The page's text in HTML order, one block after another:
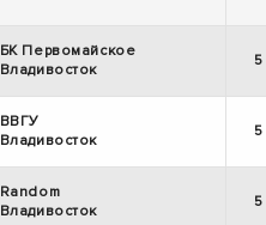
БК Первомайское
Владивосток
5
ВВГУ
Владивосток
5
Random
Владивосток
5